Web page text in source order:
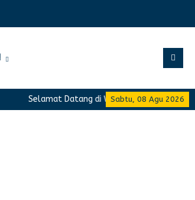
Sabtu, 08 Agu 2026
Selamat Datang di Website Resmi SMA